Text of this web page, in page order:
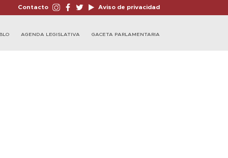
Contacto Aviso de privacidad
AGENDA LEGISLATIVA GACETA PARLAMENTARIA